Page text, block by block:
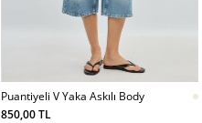
Puantiyeli V Yaka Askılı Body
850,00 TL